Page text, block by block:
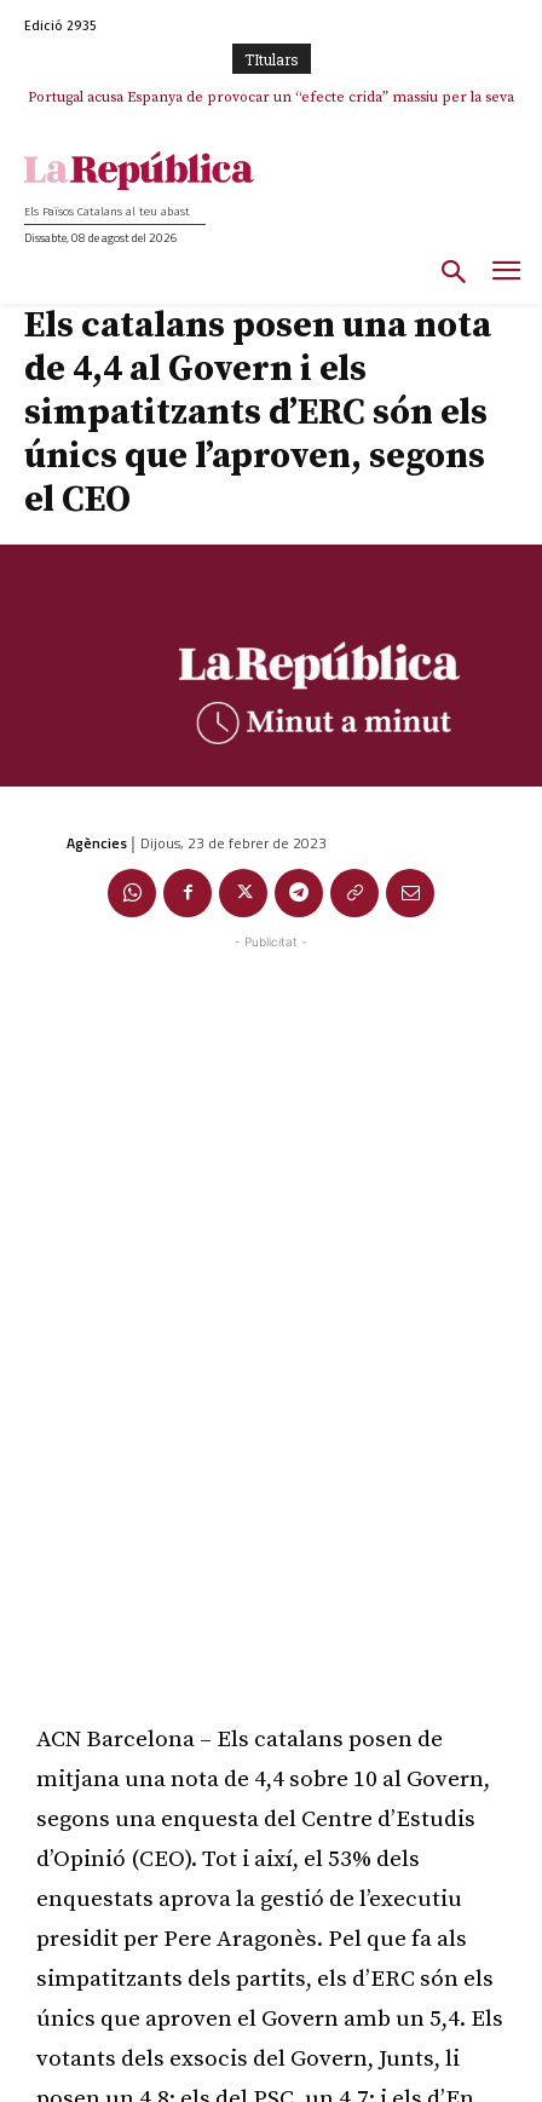
Edició 2935
TItulars
Portugal acusa Espanya de provocar un “efecte crida” massiu per la seva
Els Països Catalans al teu abast
Dissabte, 08 de agost del 2026
Els catalans posen una nota
de 4,4 al Govern i els
simpatitzants d’ERC són els
únics que l’aproven, segons
el CEO
Agències | Dijous, 23 de febrer de 2023
- Publicitat -
ACN Barcelona – Els catalans posen de
mitjana una nota de 4,4 sobre 10 al Govern,
segons una enquesta del Centre d’Estudis
d’Opinió (CEO). Tot i així, el 53% dels
enquestats aprova la gestió de l’executiu
presidit per Pere Aragonès. Pel que fa als
simpatitzants dels partits, els d’ERC són els
únics que aproven el Govern amb un 5,4. Els
votants dels exsocis del Govern, Junts, li